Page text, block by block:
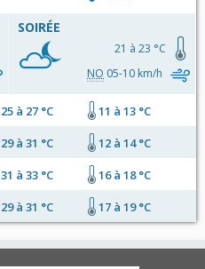
SOIRÉE
21 à 23 °C
NO 05-10 km/h
25 à 27 °C
11 à 13 °C
29 à 31 °C
12 à 14 °C
31 à 33 °C
16 à 18 °C
29 à 31 °C 17 à 19 °C